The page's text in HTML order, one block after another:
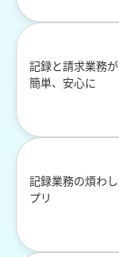
記録と請求業務
簡単、安心に
記録業務の煩わ
プリ